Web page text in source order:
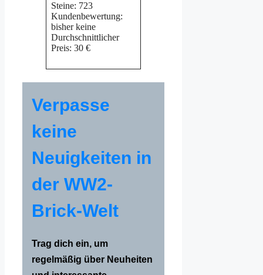
Steine: 723
Kundenbewertung:
bisher keine
Durchschnittlicher
Preis: 30 €
Verpasse
keine
Neuigkeiten in
der WW2-
Brick-Welt
Trag dich ein, um
regelmäßig über Neuheiten